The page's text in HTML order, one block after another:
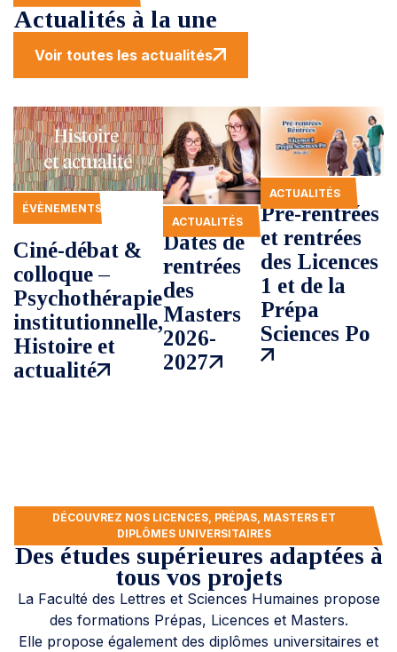
Actualités à la une
Voir toutes les actualités
ÉVÈNEMENTS
Ciné-débat &
colloque –
Psychothérapie
institutionnelle,
Histoire et
actualité
ACTUALITÉS
Dates de
rentrées
des
Masters
2026-
2027
ACTUALITÉS
Pré-rentrées
et rentrées
des Licences
1 et de la
Prépa
Sciences Po
DÉCOUVREZ NOS LICENCES, PRÉPAS, MASTERS ET
DIPLÔMES UNIVERSITAIRES
Des études supérieures adaptées à
tous vos projets
La Faculté des Lettres et Sciences Humaines propose
des formations Prépas, Licences et Masters.
Elle propose également des diplômes universitaires et